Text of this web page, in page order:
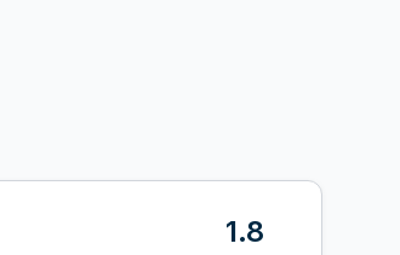
1.8